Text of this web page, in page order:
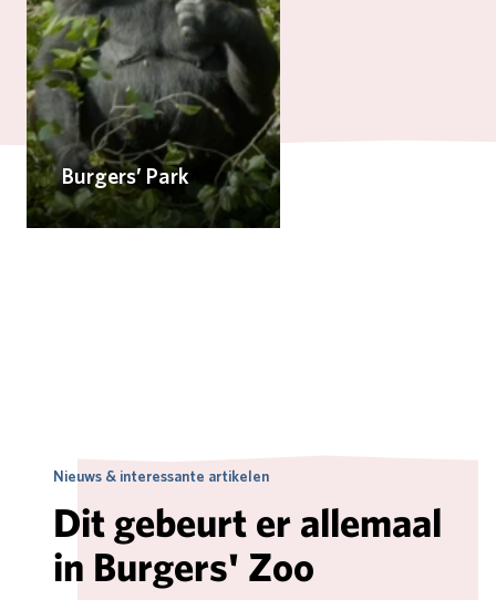
Burgers’ Park
Nieuws & interessante artikelen
Dit gebeurt er allemaal
in Burgers' Zoo